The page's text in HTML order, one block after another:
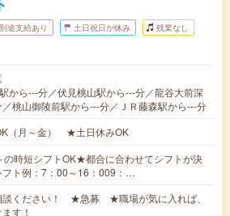
途支給あり 土日祝日が休み 残業なし
から---分／伏見桃山駅から---分／龍谷大前深
桃山御陵前駅から---分／ＪＲ藤森駅から---分
（月～金） ★土日休みOK
時短シフトOK★都合に合わせてシフトが決
フト例：7：00～16：009：…
談ください！ ★急募 ★職場が気に入れば、
す！